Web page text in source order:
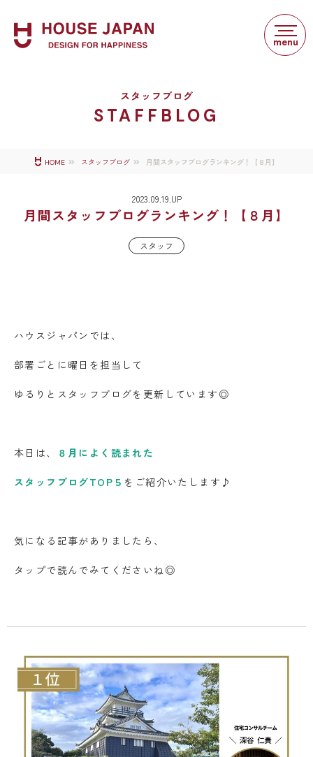
スタッフブログ
STAFFBLOG
HOME スタッフブログ 月間スタッフブログランキング！【８月】
2023.09.19.UP
月間スタッフブログランキング！【８月】
スタッフ
ハウスジャパンでは、
部署ごとに曜日を担当して
ゆるりとスタッフブログを更新しています◎
本日は、 ８月によく読まれた
スタッフブログTOP５ をご紹介いたします♪
気になる記事がありましたら、
タップで読んでみてくださいね◎